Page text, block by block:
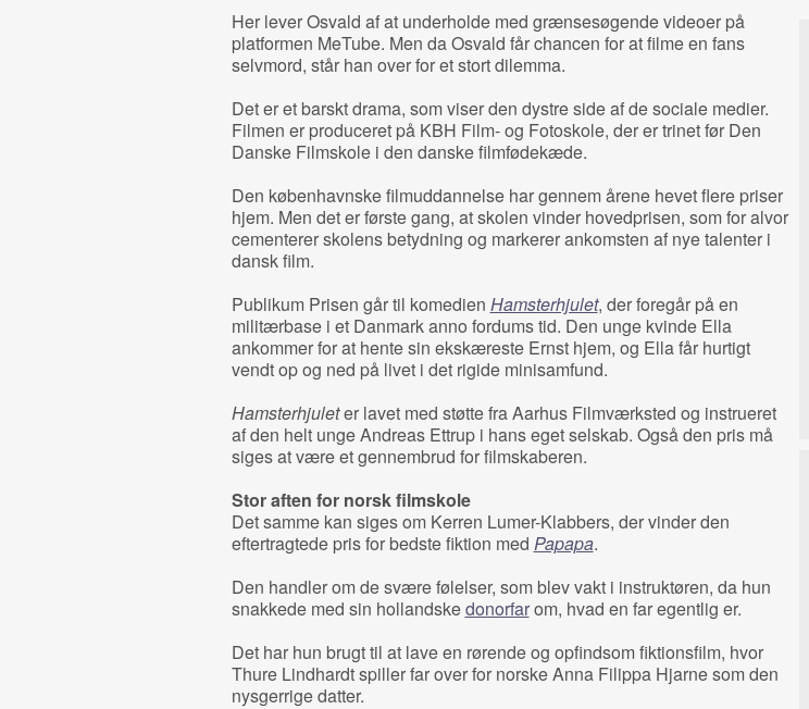
Her lever Osvald af at underholde med grænsesøgende videoer på
platformen MeTube. Men da Osvald får chancen for at filme en fans
selvmord, står han over for et stort dilemma.
Det er et barskt drama, som viser den dystre side af de sociale medier.
Filmen er produceret på KBH Film- og Fotoskole, der er trinet før Den
Danske Filmskole i den danske filmfødekæde.
Den københavnske filmuddannelse har gennem årene hevet flere priser
hjem. Men det er første gang, at skolen vinder hovedprisen, som for alvor
cementerer skolens betydning og markerer ankomsten af nye talenter i
dansk film.
Publikum Prisen går til komedien Hamsterhjulet, der foregår på en
militærbase i et Danmark anno fordums tid. Den unge kvinde Ella
ankommer for at hente sin ekskæreste Ernst hjem, og Ella får hurtigt
vendt op og ned på livet i det rigide minisamfund.
Hamsterhjuleter lavet med støtte fra Aarhus Filmværksted og instrueret
af den helt unge Andreas Ettrup i hans eget selskab. Også den pris må
siges at være et gennembrud for filmskaberen.
Stor aften for norsk filmskole
Det samme kan siges om Kerren Lumer-Klabbers, der vinder den
eftertragtede pris for bedste fiktion med Papapa.
Den handler om de svære følelser, som blev vakt i instruktøren, da hun
snakkede med sin hollandskedonorfarom, hvad en far egentlig er.
Det har hun brugt til at lave en rørende og opfindsom fiktionsfilm, hvor
Thure Lindhardt spiller far over for norske Anna Filippa Hjarne som den
nysgerrige datter.